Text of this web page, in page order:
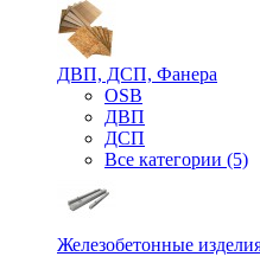
ДВП, ДСП, Фанера
OSB
ДВП
ДСП
Все категории (5)
Железобетонные